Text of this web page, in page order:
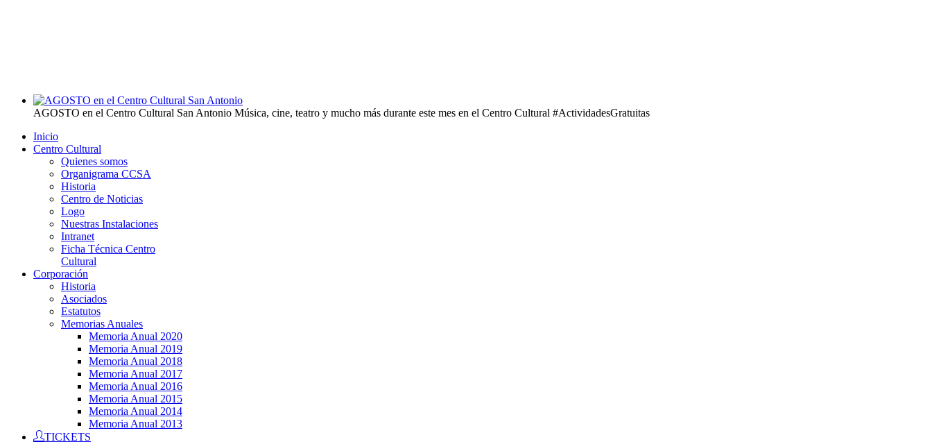
AGOSTO en el Centro Cultural San Antonio Música, cine, teatro y mucho más durante este mes en el Centro Cultural #ActividadesGratuitas
Inicio
Centro Cultural
Quienes somos
Organigrama CCSA
Historia
Centro de Noticias
Logo
Nuestras Instalaciones
Intranet
Ficha Técnica Centro
Cultural
Corporación
Historia
Asociados
Estatutos
Memorias Anuales
Memoria Anual 2020
Memoria Anual 2019
Memoria Anual 2018
Memoria Anual 2017
Memoria Anual 2016
Memoria Anual 2015
Memoria Anual 2014
Memoria Anual 2013
TICKETS